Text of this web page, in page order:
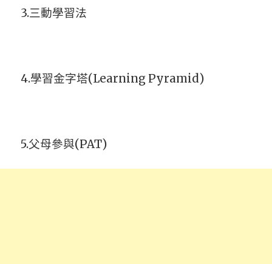
3.三動學習法
4.學習金字塔(Learning Pyramid)
5.父母參與(PAT)